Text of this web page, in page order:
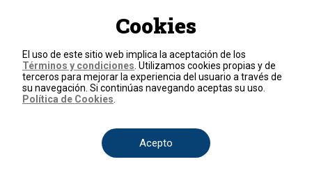
Club de PrensaEl Informativo
Mesa de periodistas Mujeres de AtaqueRazón de Estado
Corporativo
Ventas Internacionales
Línea Ética Prensa RCN
Visite también
Cookies
El uso de este sitio web implica la aceptación de los
Términos y condiciones . Utilizamos cookies propias y de
terceros para mejorar la experiencia del usuario a través de
su navegación. Si continúas navegando aceptas su uso.
Política de Cookies
Acepto